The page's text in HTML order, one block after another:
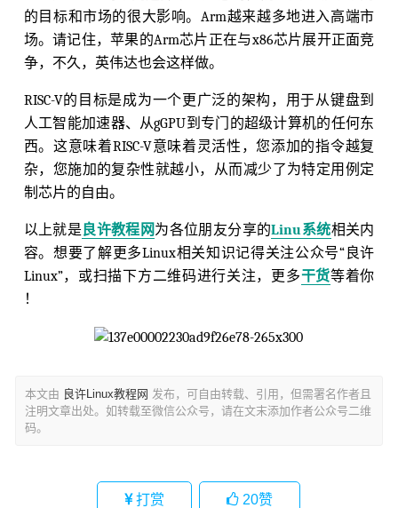
的目标和市场的很大影响。Arm越来越多地进入高端市
场。请记住，苹果的Arm芯片正在与x86芯片展开正面竞
争，不久，英伟达也会这样做。
RISC-V的目标是成为一个更广泛的架构，用于从键盘到
人工智能加速器、从gGPU到专门的超级计算机的任何东
西。这意味着RISC-V意味着灵活性，您添加的指令越复
杂，您施加的复杂性就越小，从而减少了为特定用例定
制芯片的自由。
以上就是良许教程网为各位朋友分享的Linu系统相关内
容。想要了解更多Linux相关知识记得关注公众号“良许
Linux”，或扫描下方二维码进行关注，更多干货等着你
！
本文由 良许Linux教程网 发布，可自由转载、引用，但需署名作者且
注明文章出处。如转载至微信公众号，请在文末添加作者公众号二维
码。
打赏 20赞